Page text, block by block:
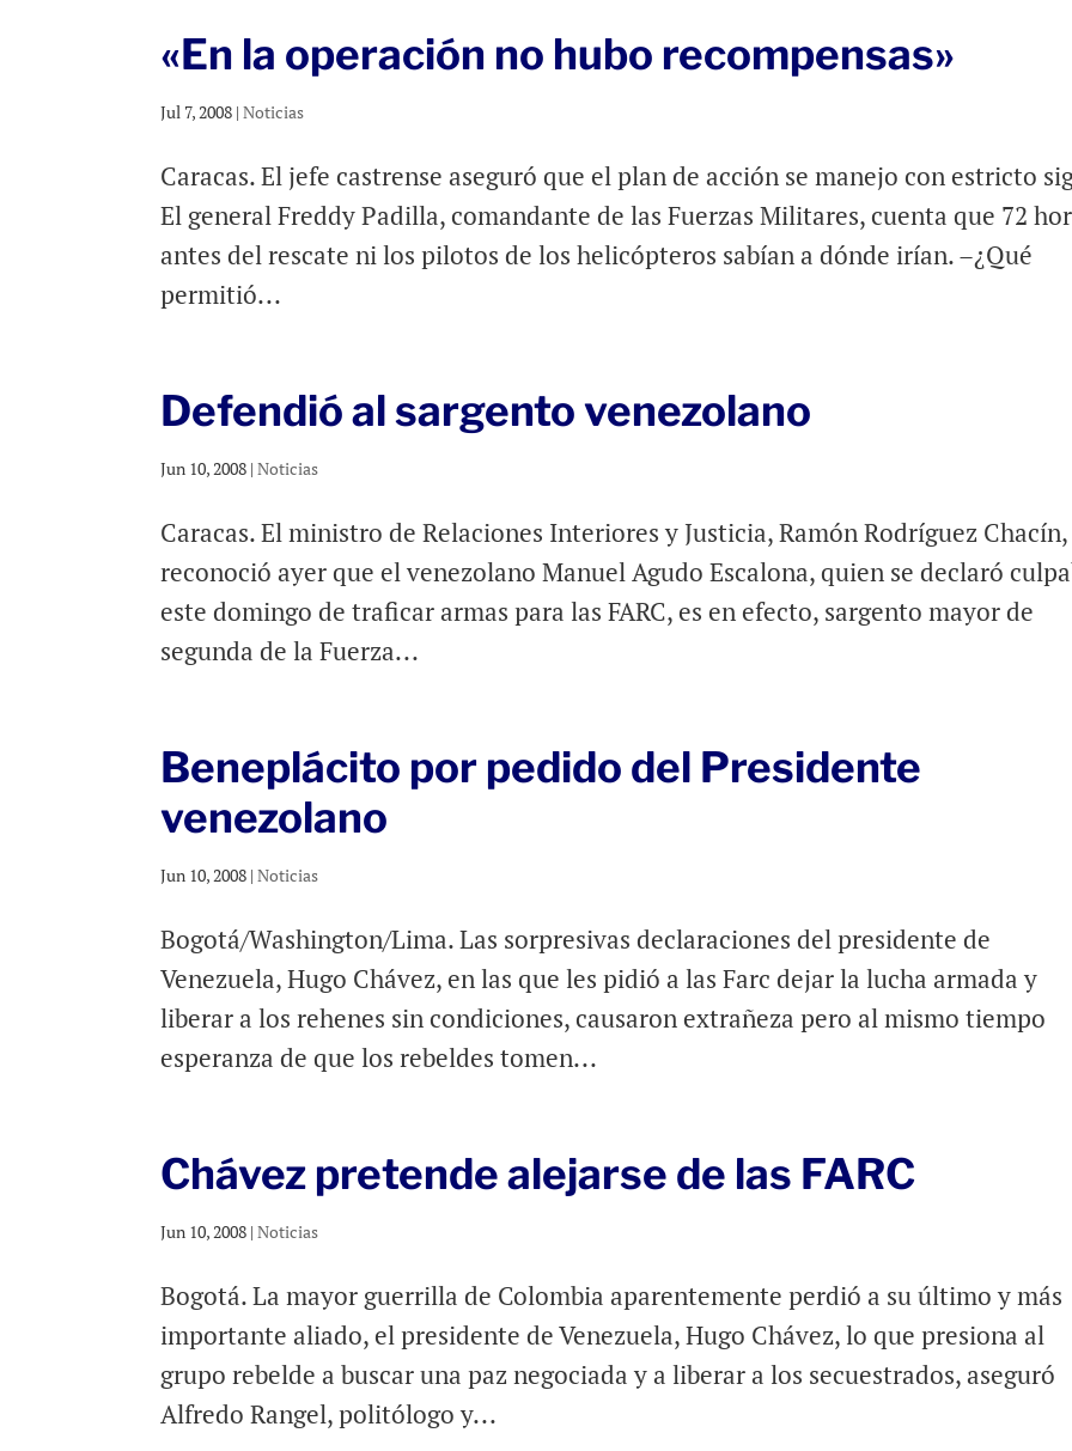
«En la operación no hubo recompensas»
Jul 7, 2008 |Noticias
Caracas. El jefe castrense aseguró que el plan de acción se manejo con estricto
El general Freddy Padilla, comandante de las Fuerzas Militares, cuenta que 72
antes del rescate ni los pilotos de los helicópteros sabían a dónde irían. –¿Qué
permitió...
Defendió al sargento venezolano
Jun 10, 2008 |Noticias
Caracas. El ministro de Relaciones Interiores y Justicia, Ramón Rodríguez Chacín,
reconoció ayer que el venezolano Manuel Agudo Escalona, quien se declaró
este domingo de traficar armas para las FARC, es en efecto, sargento mayor de
segunda de la Fuerza...
Beneplácito por pedido del Presidente
venezolano
Jun 10, 2008 |Noticias
Bogotá/Washington/Lima. Las sorpresivas declaraciones del presidente de
Venezuela, Hugo Chávez, en las que les pidió a las Farc dejar la lucha armada y
liberar a los rehenes sin condiciones, causaron extrañeza pero al mismo tiempo
esperanza de que los rebeldes tomen...
Chávez pretende alejarse de las FARC
Jun 10, 2008 |Noticias
Bogotá. La mayor guerrilla de Colombia aparentemente perdió a su último y más
importante aliado, el presidente de Venezuela, Hugo Chávez, lo que presiona al
grupo rebelde a buscar una paz negociada y a liberar a los secuestrados, aseguró
Alfredo Rangel, politólogo y...